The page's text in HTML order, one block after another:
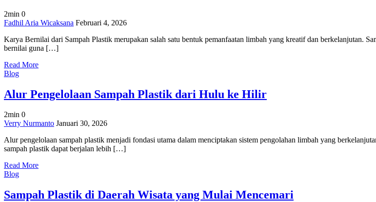
2min 0
on
Bernilai
dari
Plastik
untuk
Berkelanjutan
Fadhil Aria Wicaksana Februari 4, 2026
Karya Bernilai dari Sampah Plastik merupakan salah satu bentuk pemanfaatan limbah yang kreatif dan berkelanjutan.
bernilai guna […]
Read More
Blog
Alur Pengelolaan Sampah Plastik dari Hulu ke Hilir
2min 0
on
Pengelolaan
Sampah
dari
Hulu
Hilir
Verry Nurmanto Januari 30, 2026
Alur pengelolaan sampah plastik menjadi fondasi utama dalam menciptakan sistem pengolahan limbah yang
sampah plastik dapat berjalan lebih […]
Read More
Blog
Sampah Plastik di Daerah Wisata yang Mulai Mencemari